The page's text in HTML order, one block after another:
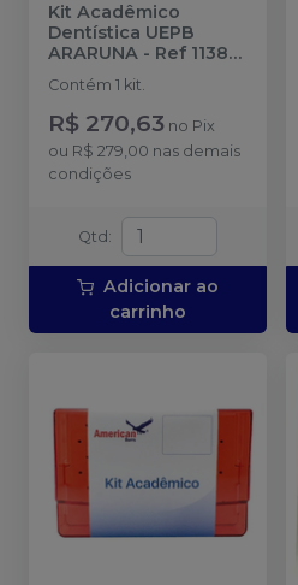
Kit Acadêmico
Dentística UEPB
ARARUNA - Ref 11383
AMERICAN BURRS
Contém 1 kit.
R$ 270,63 no Pix
ou R$ 279,00 nas demais
condições
Qtd :
Adicionar ao
carrinho